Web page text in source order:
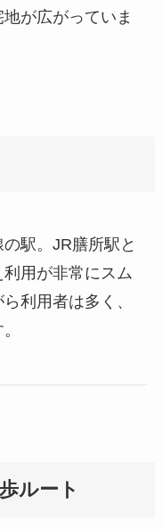
が広がっていま
駅。JR膳所駅と
用が非常にスム
利用者は多く、
ルート